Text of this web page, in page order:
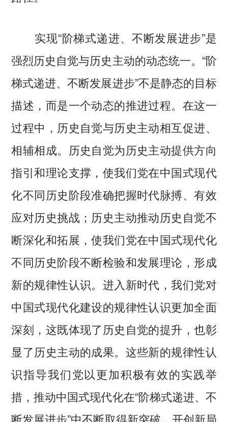
实现“阶梯式递进、不断发展进步”是
强烈历史自觉与历史主动的动态统一。“阶
梯式递进、不断发展进步”不是静态的目标
描述，而是一个动态的推进过程。在这一
过程中，历史自觉与历史主动相互促进、
相辅相成。历史自觉为历史主动提供方向
指引和理论支撑，使我们党在中国式现代
化不同历史阶段准确把握时代脉搏、有效
应对历史挑战；历史主动推动历史自觉不
断深化和拓展，使我们党在中国式现代化
不同历史阶段不断检验和发展理论，形成
新的规律性认识。进入新时代，我们党对
中国式现代化建设的规律性认识更加全面
深刻，这既体现了历史自觉的提升，也彰
显了历史主动的成果。这些新的规律性认
识指导我们党以更加积极有效的实践举
措，推动中国式现代化在“阶梯式递进、不
断发展进步”中不断取得新突破、开创新局